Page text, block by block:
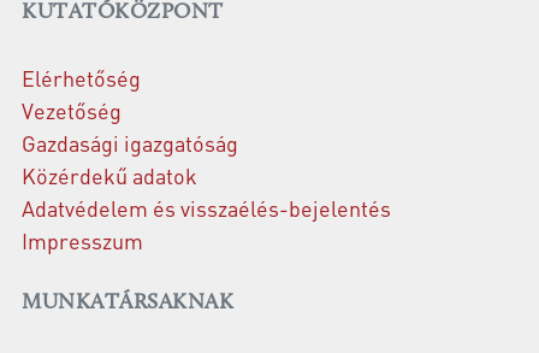
KUTATÓKÖZPONT
Elérhetőség
Vezetőség
Gazdasági igazgatóság
Közérdekű adatok
Adatvédelem és visszaélés-bejelentés
Impresszum
MUNKATÁRSAKNAK